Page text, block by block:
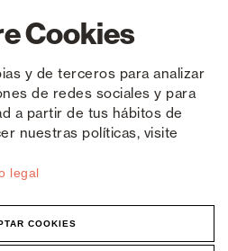
Cookies
y de terceros para analizar
de redes sociales y para
a partir de tus hábitos de
nuestras políticas, visite
legal
COOKIES
de privacidad Aviso legal Cookies